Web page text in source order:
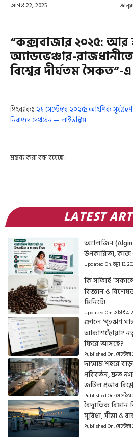
আগস্ট 22, 2025
“কক্সবাজার ২০২৫: আর
অ্যাডভেঞ্চার-
বিশ্বের দীর্ঘতম সৈকত”-এ
পিংব্যাকঃ২১ সেপ্টেম্বর ২০২৫: আংশিক
নিরাপদে দেখবেন — লাইভস্ট্রিম
মন্তব্য করা বন্ধ রয়েছে।
LATEST
অ্যালজিন
উপকারিতা,
Updated On:জুন 13,
কি সত্যিই
বিজ্ঞান ও
মিনিটে!
Updated On:আগস্ট 4,
গুগলে ‘গৃহঋণ
আকাশছোঁয়া?
ফিরে আসছে?
Published On:
দাম্মাম শহরে
পরিবর্তন, দ্রুত
জটিল প্রভাব
Published On:
বৈদ্যুতিক
সুবিধা, সীমা ও
Published On: